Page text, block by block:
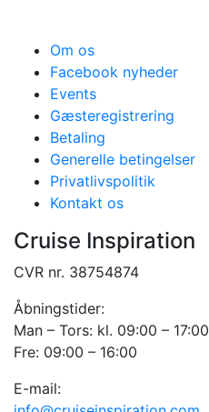
Om os
Facebook nyheder
Events
Gæsteregistrering
Betaling
Generelle betingelser
Privatlivspolitik
Kontakt os
Cruise Inspiration
CVR nr. 38754874
Åbningstider:
Man – Tors: kl. 09:00 – 17:00
Fre: 09:00 – 16:00
E-mail: